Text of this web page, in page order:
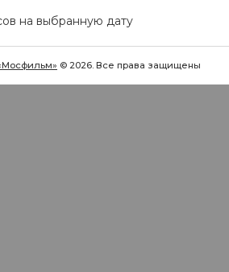
на выбранную дату
© 2026. Все права защищены